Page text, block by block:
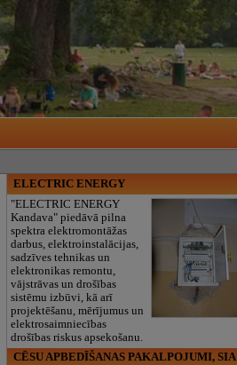
ELECTRIC ENERGY
"ELECTRIC ENERGY
Kandava" piedāvā pilna
spektra elektromontāžas
darbus, elektroinstalācijas,
sadzīves tehnikas un
elektronikas remontu,
vājstrāvas un drošības
sistēmu izbūvi, kā arī
projektēšanu, mērījumus un
elektrosaimniecības
drošības riskus apsekošanu.
CĒSU APBEDĪŠANAS PAKALPOJUMI, SIA